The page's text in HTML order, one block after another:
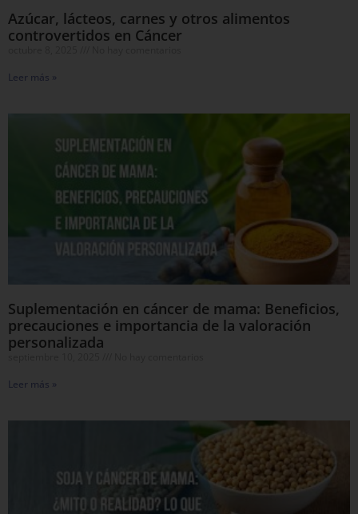
Azúcar, lácteos, carnes y otros alimentos
controvertidos en Cáncer
Leer más »
Suplementación en cáncer de mama: Beneficios,
precauciones e importancia de la valoración
personalizada
Leer más »